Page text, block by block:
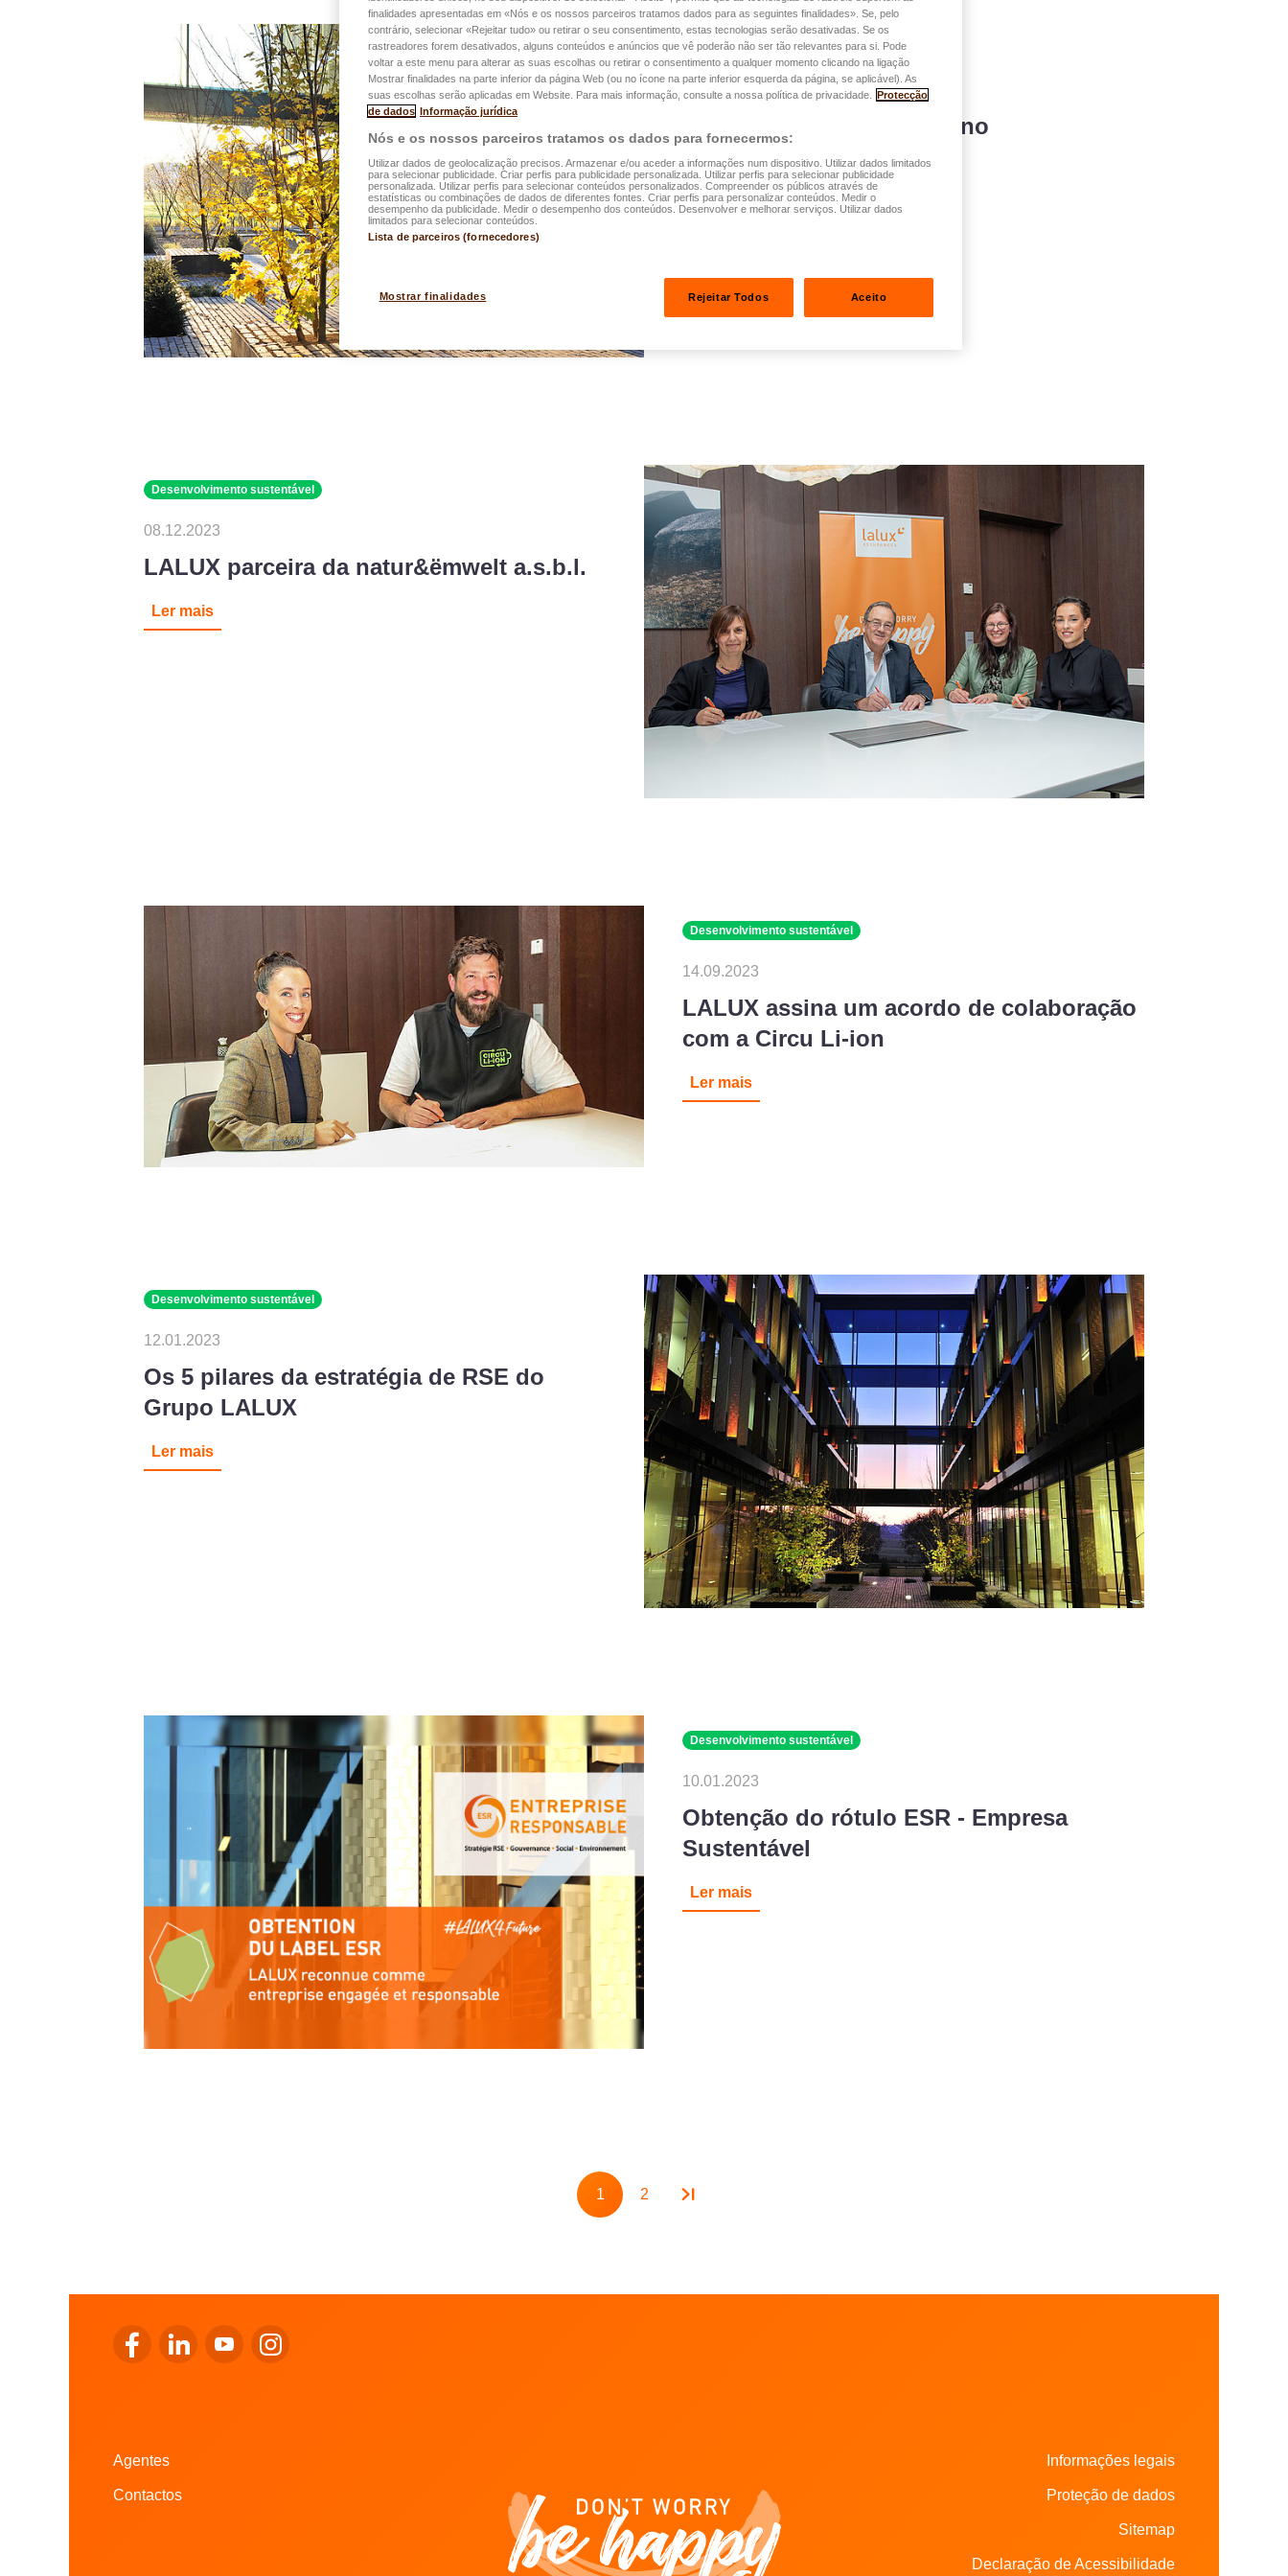
Desenvolvimento sustentável
13.05.2026
A nossa pegada de carbono
Ler mais
Desenvolvimento sustentável
08.12.2023
LALUX parceira da natur&ëmwelt a.s.b.l.
Ler mais
Desenvolvimento sustentável
14.09.2023
LALUX assina um acordo de colaboração
com a Circu Li-ion
Ler mais
Desenvolvimento sustentável
12.01.2023
Os 5 pilares da estratégia de RSE do
Grupo LALUX
Ler mais
Desenvolvimento sustentável
10.01.2023
Obtenção do rótulo ESR - Empresa
Sustentável
Ler mais
Pagination
Page
1 Page
2
Ir para o Facebook da LALUX
Ir para o LinkedIn da LALUX
Ir para o YouTube da LALUX
Ir para o Instagram da LALUX
Agentes
Contactos
Informações legais
Proteção de dados
Sitemap
Declaração de Acessibilidade
finalidades apresentadas em «Nós e os nossos parceiros tratamos dados para as seguintes finalidades». Se, pelo
contrário, selecionar «Rejeitar tudo» ou retirar o seu consentimento, estas tecnologias serão desativadas. Se os
rastreadores forem desativados, alguns conteúdos e anúncios que vê poderão não ser tão relevantes para si. Pode
voltar a este menu para alterar as suas escolhas ou retirar o consentimento a qualquer momento clicando na ligação
Mostrar finalidades na parte inferior da página Web (ou no ícone na parte inferior esquerda da página, se aplicável). As
suas escolhas serão aplicadas em Website. Para mais informação, consulte a nossa política de privacidade.
Protecção
de dados
Informação jurídica
Nós e os nossos parceiros tratamos os dados para fornecermos:
Utilizar dados de geolocalização precisos. Armazenar e/ou aceder a informações num dispositivo. Utilizar dados limitados
para selecionar publicidade. Criar perfis para publicidade personalizada. Utilizar perfis para selecionar publicidade
personalizada. Utilizar perfis para selecionar conteúdos personalizados. Compreender os públicos através de
estatísticas ou combinações de dados de diferentes fontes. Criar perfis para personalizar conteúdos. Medir o
desempenho da publicidade. Medir o desempenho dos conteúdos. Desenvolver e melhorar serviços. Utilizar dados
limitados para selecionar conteúdos.
Lista de parceiros (fornecedores)
Mostrar finalidades Rejeitar Todos Aceito